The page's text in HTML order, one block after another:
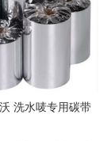
洗水唛专用碳带